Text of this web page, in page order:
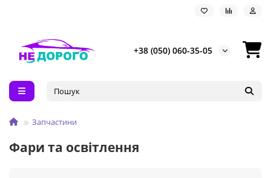
+38 (050) 060-35-05
Запчастини
Фари та освітлення